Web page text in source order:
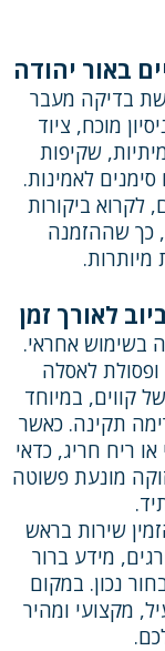
באור יהודה
בדיקה מעבר
מוכח, ציוד
שקיפות
לאמינות.
לקרוא ביקורות
כך שההזמנה
לאורך זמן
בשימוש אחראי.
לאסלה
קווים, במיוחד
תקינה. כאשר
או ריח חריג, כדאי
מונעת פשוטה
שירות בראש
מידע ברור
נכון. במקום
מקצועי ומהיר